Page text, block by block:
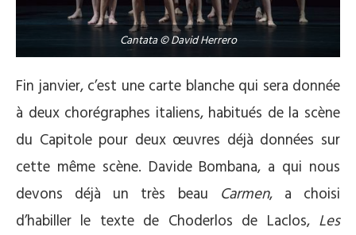
Cantata © David Herrero
Fin janvier, c’est une carte blanche qui sera donnée
à deux chorégraphes italiens, habitués de la scène
du Capitole pour deux œuvres déjà données sur
cette même scène. Davide Bombana, a qui nous
devons déjà un très beau Carmen, a choisi
d’habiller le texte de Choderlos de Laclos, Les